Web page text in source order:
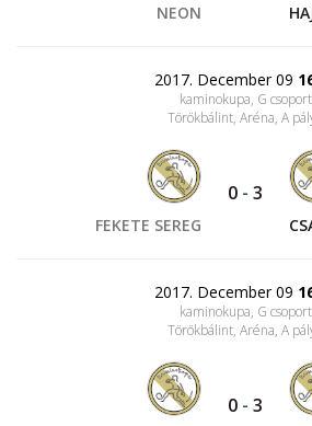
NEON
2017. December 09
kaminokupa, G csoport
Törökbálint, Aréna, A
FEKETE SEREG
0 - 3
2017. December 09
kaminokupa, G csoport
Törökbálint, Aréna, A
0 - 3